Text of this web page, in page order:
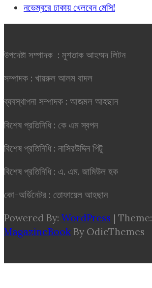
নভেম্বরে ঢাকায় খেলবেন মেসি!
উপদেষ্টা সম্পাদক : মুশতাক আহম্মদ লিটন
সম্পাদক : খায়রুল আলম বাদল
ব্যবস্থাপনা সম্পাদক : আজমল আহছান
বিশেষ প্রতিনিধি : কে এম স্বপন
বিশেষ প্রতিনিধি : নাসিরউদ্দিন পিটু
বিশেষ প্রতিনিধি : এ. এম. জামিউল হক
কো-অর্ডিনেটর : তোফায়েল আহছান
Powered By: WordPress | Theme:
MagazineBook By OdieThemes